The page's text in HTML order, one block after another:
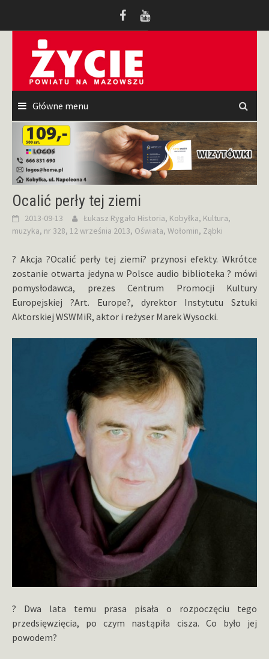
Główne menu
Ocalić perły tej ziemi
2013-09-13 Łukasz Rygało Historia, Kobyłka, Kultura,
muzyka, nr 328, 12 września 2013, Oświata, Wołomin, Ząbki
? Akcja ?Ocalić perły tej ziemi? przynosi efekty. Wkrótce
zostanie otwarta jedyna w Polsce audio biblioteka ? mówi
pomysłodawca, prezes Centrum Promocji Kultury
Europejskiej ?Art. Europe?, dyrektor Instytutu Sztuki
Aktorskiej WSWMiR, aktor i reżyser Marek Wysocki.
? Dwa lata temu prasa pisała o rozpoczęciu tego
przedsięwzięcia, po czym nastąpiła cisza. Co było jej
powodem?